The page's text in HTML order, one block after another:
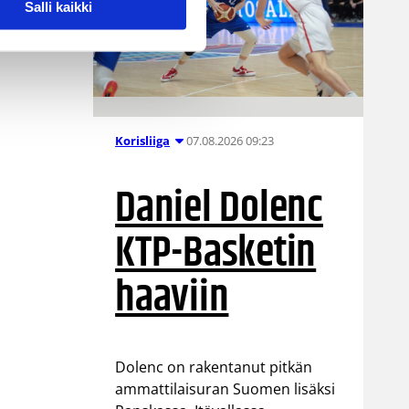
Salli kaikki
Korisliiga 07.08.2026 09:23
Daniel Dolenc
KTP-Basketin
haaviin
Dolenc on rakentanut pitkän
ammattilaisuran Suomen lisäksi